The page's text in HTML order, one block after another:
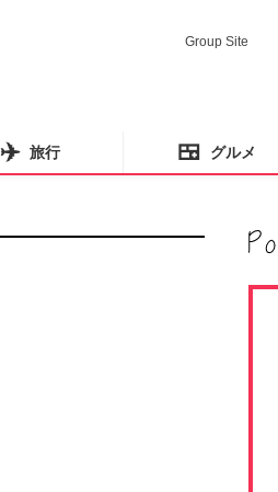
Group Site
✈️ 旅行 🍱 グルメ